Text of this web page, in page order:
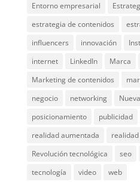
Entorno empresarial
estrategia de contenidos
influencers
innovación
internet
LinkedIn Marca
Marketing de contenidos
negocio
networking
posicionamiento
publicidad
realidad aumentada
Revolución tecnológica
seo
tecnología
video web